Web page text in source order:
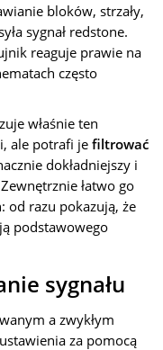
bloków, strzały,
sygnał redstone.
reaguje prawie na
często
właśnie ten
ale potrafi je filtrować
dokładniejszy i
łatwo go
od razu pokazują, że
podstawowego
sygnału
a zwykłym
za pomocą